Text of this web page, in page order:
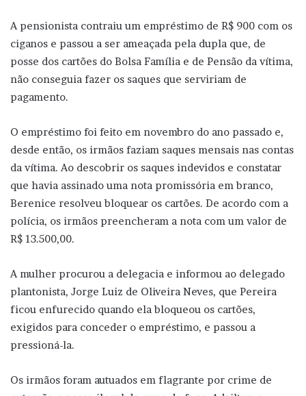
A pensionista contraiu um empréstimo de R$ 900 com os
ciganos e passou a ser ameaçada pela dupla que, de
posse dos cartões do Bolsa Família e de Pensão da vítima,
não conseguia fazer os saques que serviriam de
pagamento.
O empréstimo foi feito em novembro do ano passado e,
desde então, os irmãos faziam saques mensais nas contas
da vítima. Ao descobrir os saques indevidos e constatar
que havia assinado uma nota promissória em branco,
Berenice resolveu bloquear os cartões. De acordo com a
polícia, os irmãos preencheram a nota com um valor de
R$ 13.500,00.
A mulher procurou a delegacia e informou ao delegado
plantonista, Jorge Luiz de Oliveira Neves, que Pereira
ficou enfurecido quando ela bloqueou os cartões,
exigidos para conceder o empréstimo, e passou a
pressioná-la.
Os irmãos foram autuados em flagrante por crime de